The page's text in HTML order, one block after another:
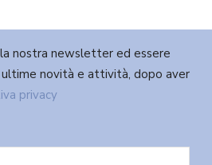
nostra newsletter ed essere
novità e attività, dopo aver
privacy